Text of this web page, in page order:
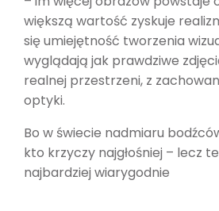
większą wartość zyskuje
się umiejętność tworzenia
wyglądają jak prawdziwe
realnej przestrzeni, z
optyki.
Bo w świecie nadmiaru
kto krzyczy najgłośniej – lecz
najbardziej wiarygodnie